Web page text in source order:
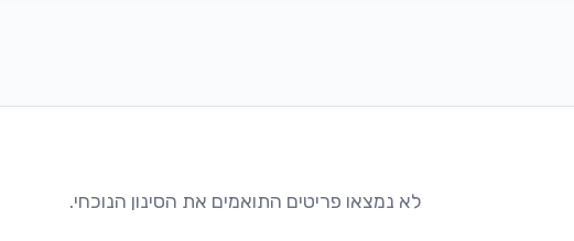
לא נמצאו פריטים התואמים את הסינון הנוכחי.